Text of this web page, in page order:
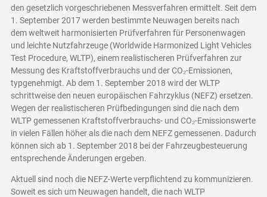
den gesetzlich vorgeschriebenen Messverfahren ermittelt. Seit dem
1. September 2017 werden bestimmte Neuwagen bereits nach
dem weltweit harmonisierten Prüfverfahren für Personenwagen
und leichte Nutzfahrzeuge (Worldwide Harmonized Light Vehicles
Test Procedure, WLTP), einem realistischeren Prüfverfahren zur
Messung des Kraftstoffverbrauchs und der CO₂-Emissionen,
typgenehmigt. Ab dem 1. September 2018 wird der WLTP
schrittweise den neuen europäischen Fahrzyklus (NEFZ) ersetzen.
Wegen der realistischeren Prüfbedingungen sind die nach dem
WLTP gemessenen Kraftstoffverbrauchs- und CO₂-Emissionswerte
in vielen Fällen höher als die nach dem NEFZ gemessenen. Dadurch
können sich ab 1. September 2018 bei der Fahrzeugbesteuerung
entsprechende Änderungen ergeben.
Aktuell sind noch die NEFZ-Werte verpflichtend zu kommunizieren.
Soweit es sich um Neuwagen handelt, die nach WLTP